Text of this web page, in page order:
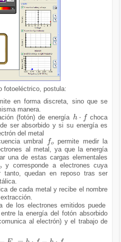
fotoeléctrico, postula:
en forma discreta, sino que se
manera.
(fotón) de energía
h
choca
ser absorbido y si su energía es
del metal
umbral
o
permite medir la
al metal, ya que la energía
una de estas cargas elementales
y corresponde a electrones cuya
quedan en reposo tras ser
de cada metal y recibe el nombre
de los electrones emitidos puede
la energía del fotón absorbido
al electrón) y el trabajo de
=h ·f